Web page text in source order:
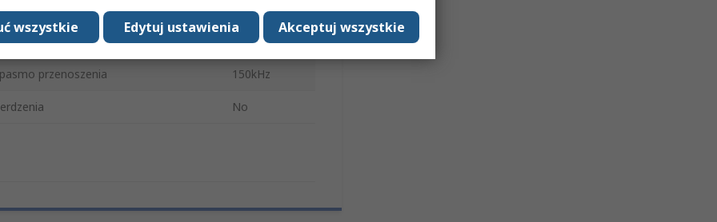
poziom ciśnienia akustycznego 93.6dB
Czarny
przenoszenia 150kHz
No
Akceptuj wszystkie
Edytuj ustawienia
wszystkie